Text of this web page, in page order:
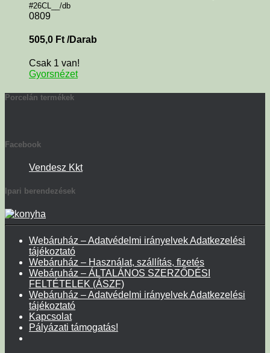
#26CL__/db
0809
505,0 Ft /Darab
Csak 1 van!
Gyorsnézet
Porcelán termékek
Facebook
Vendesz Kkt
Ipari berendezések
Webáruház – Adatvédelmi irányelvek Adatkezelési
tájékoztató
Webáruház – Használat, szállítás, fizetés
Webáruház – ÁLTALÁNOS SZERZŐDÉSI
FELTÉTELEK (ÁSZF)
Webáruház – Adatvédelmi irányelvek Adatkezelési
tájékoztató
Kapcsolat
Pályázati támogatás!